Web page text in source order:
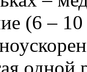
(6 –